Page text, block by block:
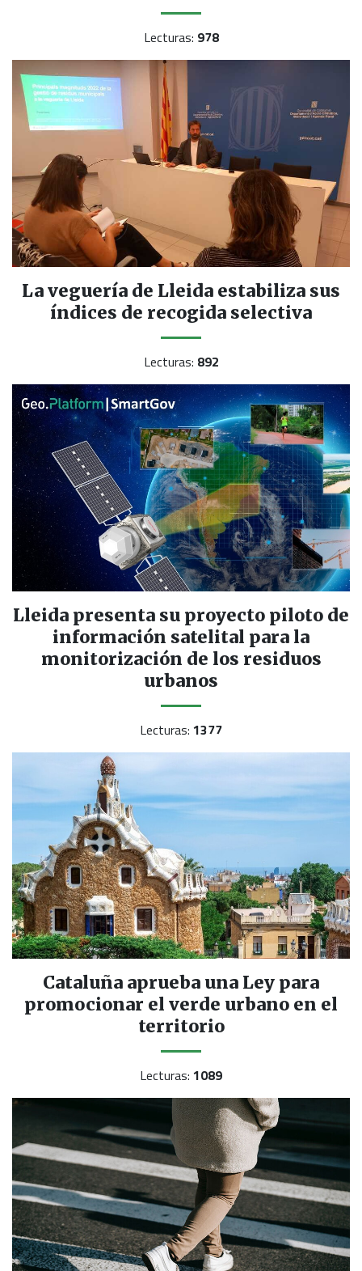
Lecturas: 978
La veguería de Lleida estabiliza sus
índices de recogida selectiva
Lecturas: 892
Lleida presenta su proyecto piloto de
información satelital para la
monitorización de los residuos
urbanos
Lecturas: 1377
Cataluña aprueba una Ley para
promocionar el verde urbano en el
territorio
Lecturas: 1089